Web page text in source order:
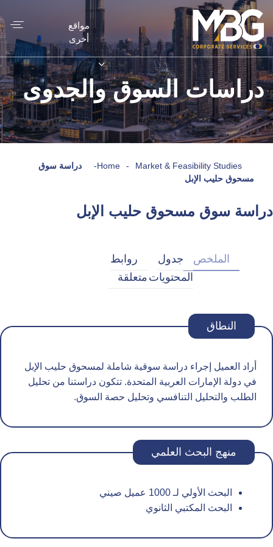
مواقع
أخرى
دراسات السوق والجدوى
Home - Market & Feasibility Studies
-
دراسة سوق
مسحوق حليب الإبل
دراسة سوق مسحوق حليب الإبل
الملخص
جدول
المحتويات
روابط
متعلقة
النطاق
أراد العميل إجراء دراسة سوقية شاملة لمسحوق حليب الإبل
في دولة الإمارات العربية المتحدة. تتكون دراستنا من تحليل
الطلب والتحليل التنافسي وتحليل حصة السوق.
منهج البحث العلمي
البحث الأولي لـ 1000 عميل صيني
البحث المكتبي الثانوي